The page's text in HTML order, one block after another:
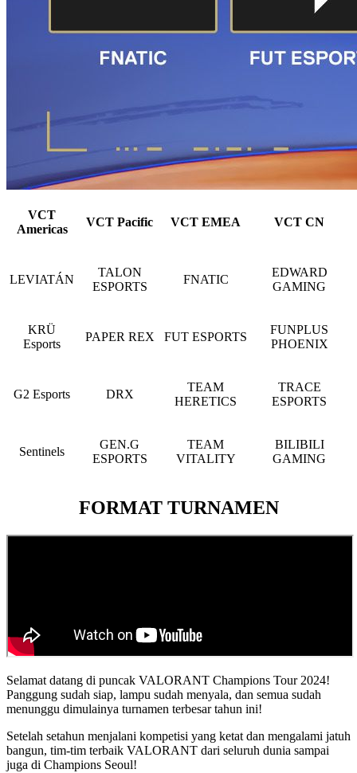
VCT
Americas
VCT Pacific VCT EMEA VCT CN
LEVIATÁN
TALON
ESPORTS
FNATIC
EDWARD
GAMING
KRÜ
Esports
PAPER REX FUT ESPORTS
FUNPLUS
PHOENIX
G2 Esports DRX
TEAM
HERETICS
TRACE
ESPORTS
Sentinels
GEN.G
ESPORTS
TEAM
VITALITY
BILIBILI
GAMING
FORMAT TURNAMEN
Selamat datang di puncak VALORANT Champions Tour 2024!
Panggung sudah siap, lampu sudah menyala, dan semua sudah
menunggu dimulainya turnamen terbesar tahun ini!
Setelah setahun menjalani kompetisi yang ketat dan mengalami jatuh
bangun, tim-tim terbaik VALORANT dari seluruh dunia sampai
juga di Champions Seoul!